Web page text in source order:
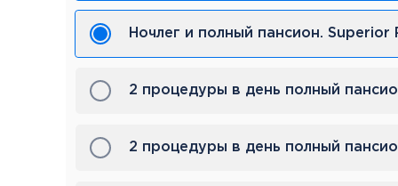
Ночлег и полный пансион. Superior
2 процедуры в день полный
2 процедуры в день полный